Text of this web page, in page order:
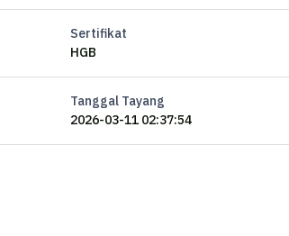
Sertifikat
HGB
Tanggal Tayang
2026-03-11 02:37:54